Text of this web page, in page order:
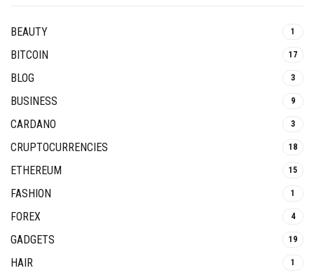
BEAUTY 1
BITCOIN 17
BLOG 3
BUSINESS 9
CARDANO 3
CRUPTOCURRENCIES 18
ETHEREUM 15
FASHION 1
FOREX 4
GADGETS 19
HAIR 1